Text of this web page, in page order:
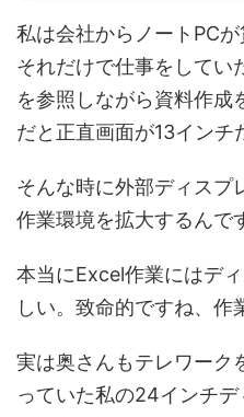
私は会社からノートPC
それだけで仕事をしてい
を参照しながら資料作成
だと正直画面が13インチ
そんな時に外部ディスプ
作業環境を拡大するんで
本当にExcel作業にはデ
しい。致命的ですね、作
実は奥さんもテレワーク
っていた私の24インチ